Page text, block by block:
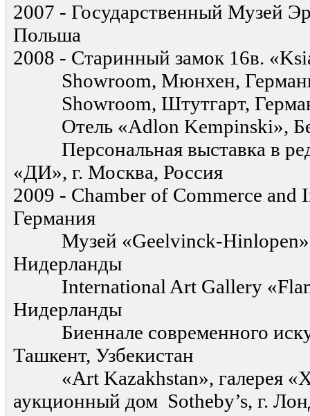
2007 - Государственный Музей
Польша
2008 - Старинный замок 16в.
Showroom, Мюнхен,
Showroom, Штутгарт,
Отель «Adlon Kempinski»,
Персональная выставка в
«ДИ», г. Москва, Россия
2009 - Chamber of Commerce and
Германия
Музей «Geelvinck-Hinlopen»,
Нидерланды
International Art Gallery
Нидерланды
Биеннале современного
Ташкент, Узбекистан
«Art Kazakhstan», галерея
аукционный дом Sotheby’s, г.